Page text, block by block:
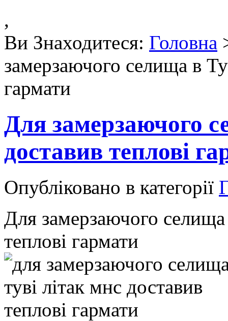
,
Ви Знаходитеся: Головна
замерзаючого селища в
гармати
Для замерзаючого
доставив теплові
Опубліковано в категорії
Для замерзаючого
теплові гармати